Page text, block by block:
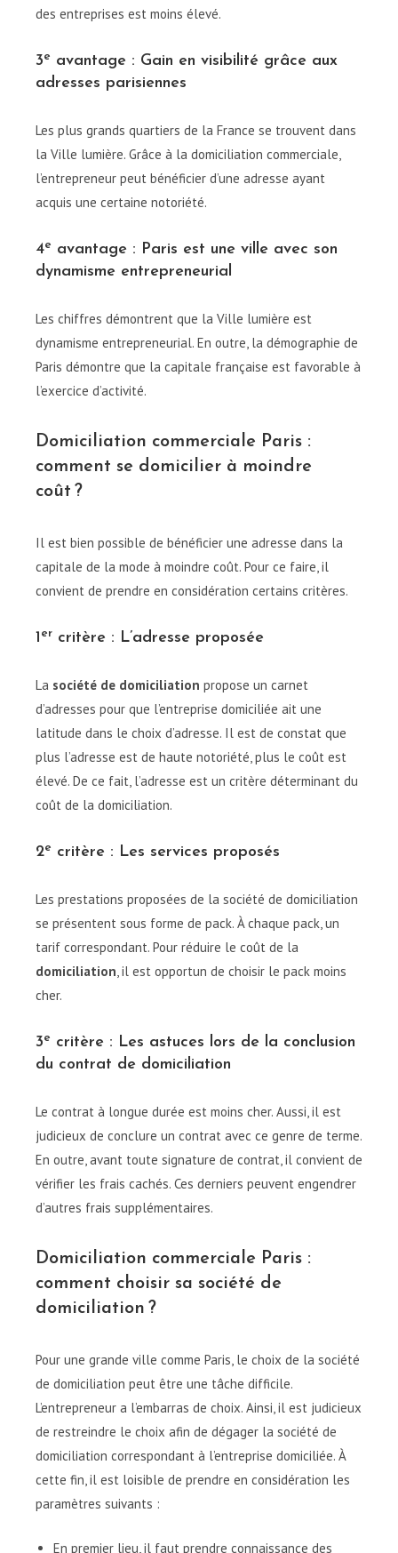
des entreprises est moins élevé.
3e
avantage : Gain en visibilité grâce aux
adresses parisiennes
Les plus grands quartiers de la France se trouvent dans
la Ville lumière. Grâce à la domiciliation commerciale,
l’entrepreneur peut bénéficier d’une adresse ayant
acquis une certaine notoriété.
4e
avantage : Paris est une ville avec son
dynamisme entrepreneurial
Les chiffres démontrent que la Ville lumière est
dynamisme entrepreneurial. En outre, la démographie de
Paris démontre que la capitale française est favorable à
l’exercice d’activité.
Domiciliation commerciale Paris :
comment se domicilier à moindre
coût ?
Il est bien possible de bénéficier une adresse dans la
capitale de la mode à moindre coût. Pour ce faire, il
convient de prendre en considération certains critères.
1 er critère : L’adresse proposée
La société de domiciliation propose un carnet
d’adresses pour que l’entreprise domiciliée ait une
latitude dans le choix d’adresse. Il est de constat que
plus l’adresse est de haute notoriété, plus le coût est
élevé. De ce fait, l’adresse est un critère déterminant du
coût de la domiciliation.
2e critère : Les services proposés
Les prestations proposées de la société de domiciliation
se présentent sous forme de pack. À chaque pack, un
tarif correspondant. Pour réduire le coût de la
domiciliation, il est opportun de choisir le pack moins
cher.
3e
critère : Les astuces lors de la conclusion
du contrat de domiciliation
Le contrat à longue durée est moins cher. Aussi, il est
judicieux de conclure un contrat avec ce genre de terme.
En outre, avant toute signature de contrat, il convient de
vérifier les frais cachés. Ces derniers peuvent engendrer
d’autres frais supplémentaires.
Domiciliation commerciale Paris :
comment choisir sa société de
domiciliation ?
Pour une grande ville comme Paris, le choix de la société
de domiciliation peut être une tâche difficile.
L’entrepreneur a l’embarras de choix. Ainsi, il est judicieux
de restreindre le choix afin de dégager la société de
domiciliation correspondant à l’entreprise domiciliée. À
cette fin, il est loisible de prendre en considération les
paramètres suivants :
En premier lieu, il faut prendre connaissance des